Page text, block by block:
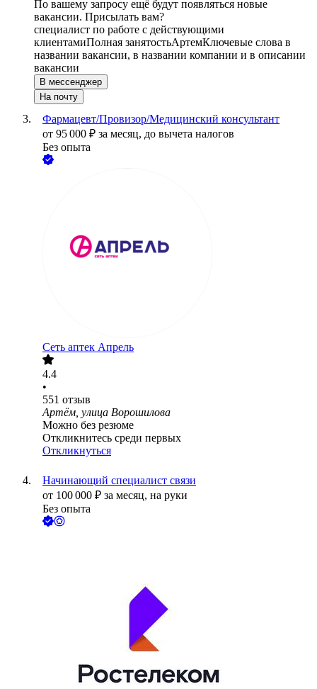
По вашему запросу ещё будут появляться новые
вакансии. Присылать вам?
специалист по работе с действующими
клиентамиПолная занятостьАртемКлючевые слова в
названии вакансии, в названии компании и в описании
вакансии
В мессенджер
На почту
Фармацевт/Провизор/Медицинский консультант
от 95 000 ₽ за месяц, до вычета налогов
Без опыта
Сеть аптек Апрель
4.4
•
551 отзыв
Артём, улица Ворошилова
Можно без резюме
Откликнитесь среди первых
Откликнуться
Начинающий специалист связи
от 100 000 ₽ за месяц, на руки
Без опыта